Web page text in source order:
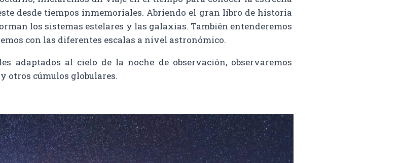
desde tiempos inmemoriales. Abriendo el gran libro de historia
los sistemas estelares y las galaxias. También entenderemos
con las diferentes escalas a nivel astronómico.
adaptados al cielo de la noche de observación, observaremos
otros cúmulos globulares.